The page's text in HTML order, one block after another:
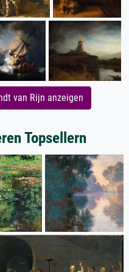
van Rijn anzeigen
Topsellern